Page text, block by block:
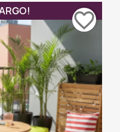
favorite_border